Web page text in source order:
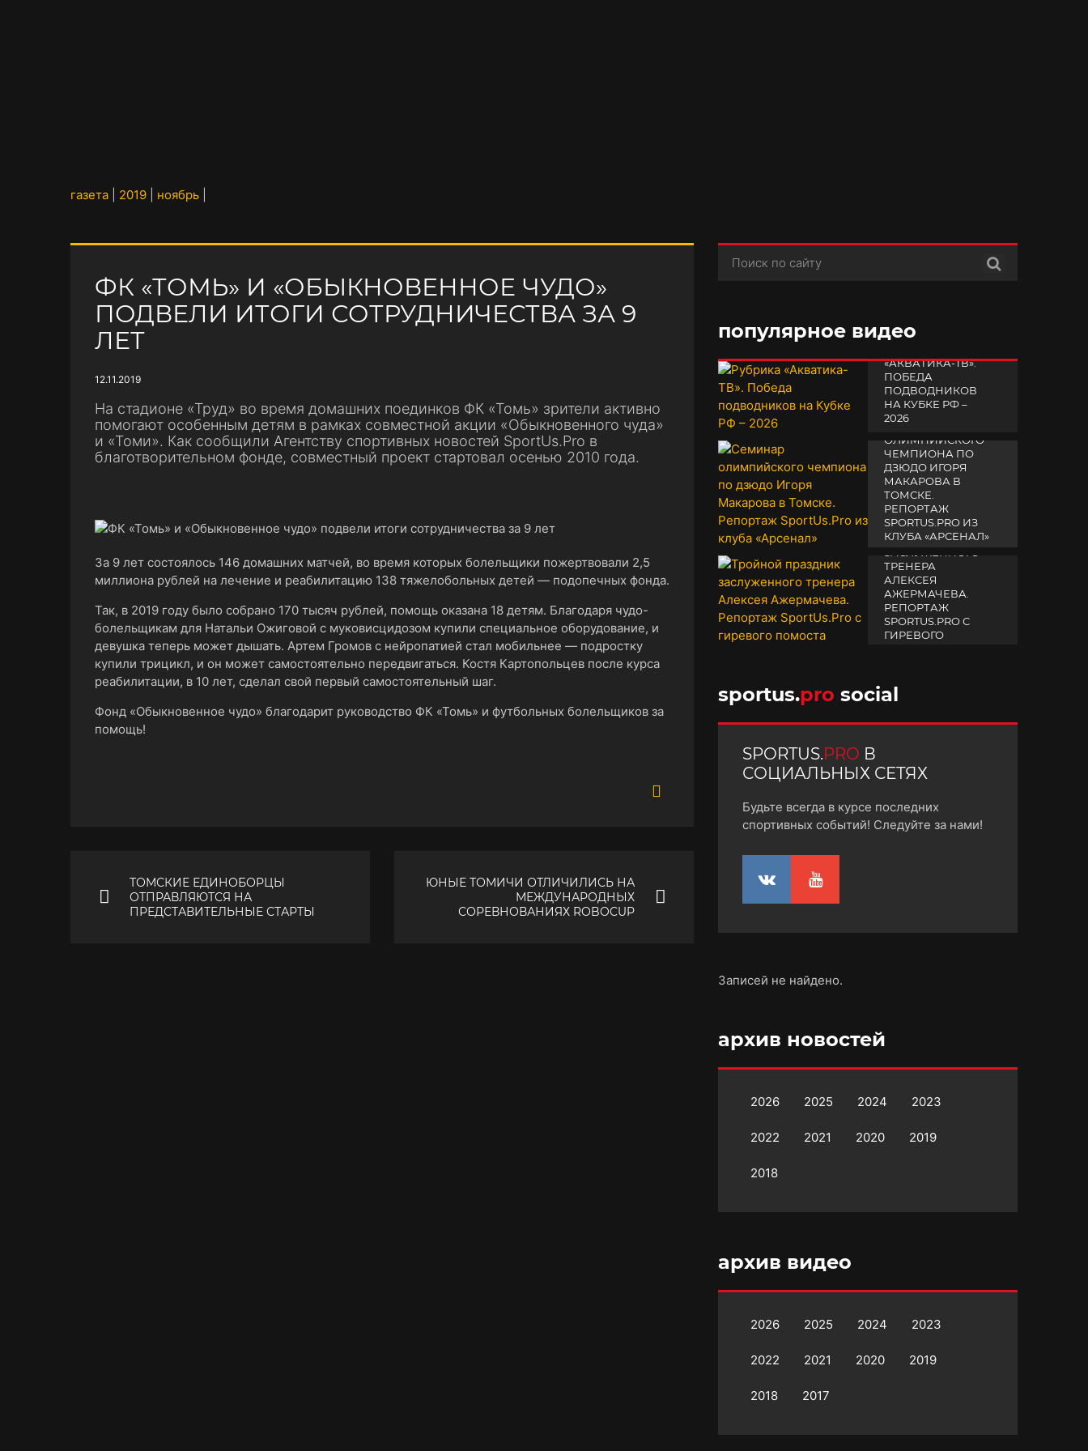
газета 2019 ноябрь
ФК «ТОМЬ» И «ОБЫКНОВЕННОЕ ЧУДО»
ПОДВЕЛИ ИТОГИ СОТРУДНИЧЕСТВА ЗА 9
ЛЕТ
12.11.2019
На стадионе «Труд» во время домашних поединков ФК «Томь» зрители активно
помогают особенным детям в рамках совместной акции «Обыкновенного чуда»
и «Томи». Как сообщили Агентству спортивных новостей SportUs.Pro в
благотворительном фонде, совместный проект стартовал осенью 2010 года.
За 9 лет состоялось 146 домашних матчей, во время которых болельщики пожертвовали 2,5
миллиона рублей на лечение и реабилитацию 138 тяжелобольных детей — подопечных фонда.
Так, в 2019 году было собрано 170 тысяч рублей, помощь оказана 18 детям. Благодаря чудо-
болельщикам для Натальи Ожиговой с муковисцидозом купили специальное оборудование, и
девушка теперь может дышать. Артем Громов с нейропатией стал мобильнее — подростку
купили трицикл, и он может самостоятельно передвигаться. Костя Картопольцев после курса
реабилитации, в 10 лет, сделал свой первый самостоятельный шаг.
Фонд «Обыкновенное чудо» благодарит руководство ФК «Томь» и футбольных болельщиков за
помощь!
ТОМСКИЕ ЕДИНОБОРЦЫ
ОТПРАВЛЯЮТСЯ НА
ПРЕДСТАВИТЕЛЬНЫЕ СТАРТЫ
ЮНЫЕ ТОМИЧИ ОТЛИЧИЛИСЬ НА
МЕЖДУНАРОДНЫХ
СОРЕВНОВАНИЯХ ROBOCUP
популярное видео
«АКВАТИКА-TВ».
ПОБЕДА
ПОДВОДНИКОВ
НА КУБКЕ РФ –
2026
19 февраля 2026
СЕМИНАР
ОЛИМПИЙСКОГО
ЧЕМПИОНА ПО
ДЗЮДО ИГОРЯ
МАКАРОВА В
ТОМСКЕ.
РЕПОРТАЖ
SPORTUS.PRO ИЗ
КЛУБА «АРСЕНАЛ»
14 апреля 2025
ТРОЙНОЙ
ПРАЗДНИК
ТРЕНЕРА
АЛЕКСЕЯ
АЖЕРМАЧЕВА.
РЕПОРТАЖ
SPORTUS.PRO С
ГИРЕВОГО
sportus.pro social
SPORTUS.PRO В
СОЦИАЛЬНЫХ СЕТЯХ
Будьте всегда в курсе последних
спортивных событий! Следуйте за нами!
Записей не найдено.
архив новостей
2026 2025 2024 2023
2022 2021 2020 2019
2018
архив видео
2026 2025 2024 2023
2022 2021 2020 2019
2018 2017